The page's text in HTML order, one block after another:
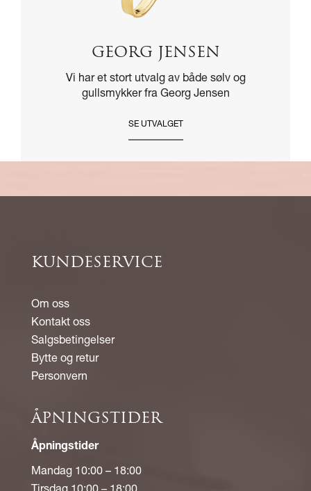
GEORG JENSEN
Vi har et stort utvalg av både sølv og
gullsmykker fra Georg Jensen
SE UTVALGET
KUNDESERVICE
Om oss
Kontakt oss
Salgsbetingelser
Bytte og retur
Personvern
ÅPNINGSTIDER
Åpningstider
Mandag 10:00 – 18:00